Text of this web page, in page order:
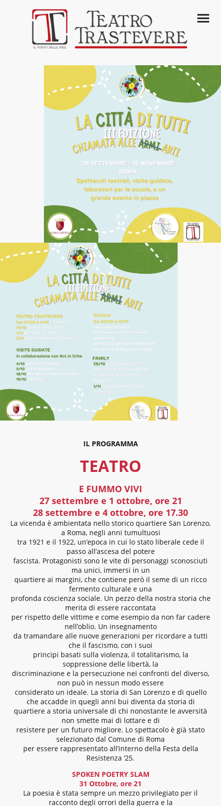
IL PROGRAMMA
TEATRO
E FUMMO VIVI
27 settembre e 1 ottobre, ore 21
28 settembre e 4 ottobre, ore 17.30
La vicenda è ambientata nello storico quartiere San Lorenzo,
a Roma, negli anni tumultuosi
tra 1921 e il 1922, un’epoca in cui lo stato liberale cede il
passo all’ascesa del potere
fascista. Protagonisti sono le vite di personaggi sconosciuti
ma unici, immersi in un
quartiere ai margini, che contiene però il seme di un ricco
fermento culturale e una
profonda coscienza sociale. Un pezzo della nostra storia che
merita di essere raccontata
per rispetto delle vittime e come esempio da non far cadere
nell’oblio. Un insegnamento
da tramandare alle nuove generazioni per ricordare a tutti
che il fascismo, con i suoi
principi basati sulla violenza, il totalitarismo, la
soppressione delle libertà, la
discriminazione e la persecuzione nei confronti del diverso,
non può in nessun modo essere
considerato un ideale. La storia di San Lorenzo e di quello
che accadde in quegli anni bui diventa da storia di
quartiere a storia universale di chi nonostante le avversità
non smette mai di lottare e di
resistere per un futuro migliore. Lo spettacolo è già stato
selezionato dal Comune di Roma
per essere rappresentato all’interno della Festa della
Resistenza ‘25.
SPOKEN POETRY SLAM
31 Ottobre, ore 21
La poesia è stata sempre un mezzo privilegiato per il
racconto degli orrori della guerra e la